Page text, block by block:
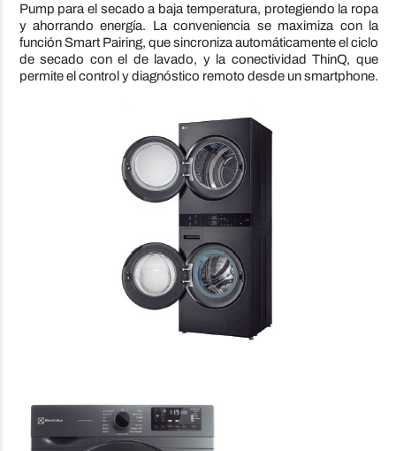
Pump para el secado a baja temperatura, protegiendo la ropa
y ahorrando energía. La conveniencia se maximiza con la
función Smart Pairing, que sincroniza automáticamente el ciclo
de secado con el de lavado, y la conectividad ThinQ, que
permite el control y diagnóstico remoto desde un smartphone.